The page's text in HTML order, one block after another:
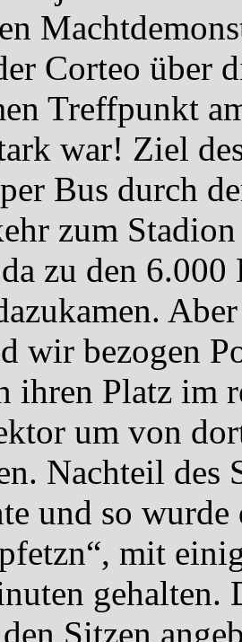
Corteo über
Treffpunkt
war! Ziel
Bus durch
zum
zu den
wir bezogen
ihren Platz im
um von
Nachteil des
und so
mit
gehalten.
Sitzen